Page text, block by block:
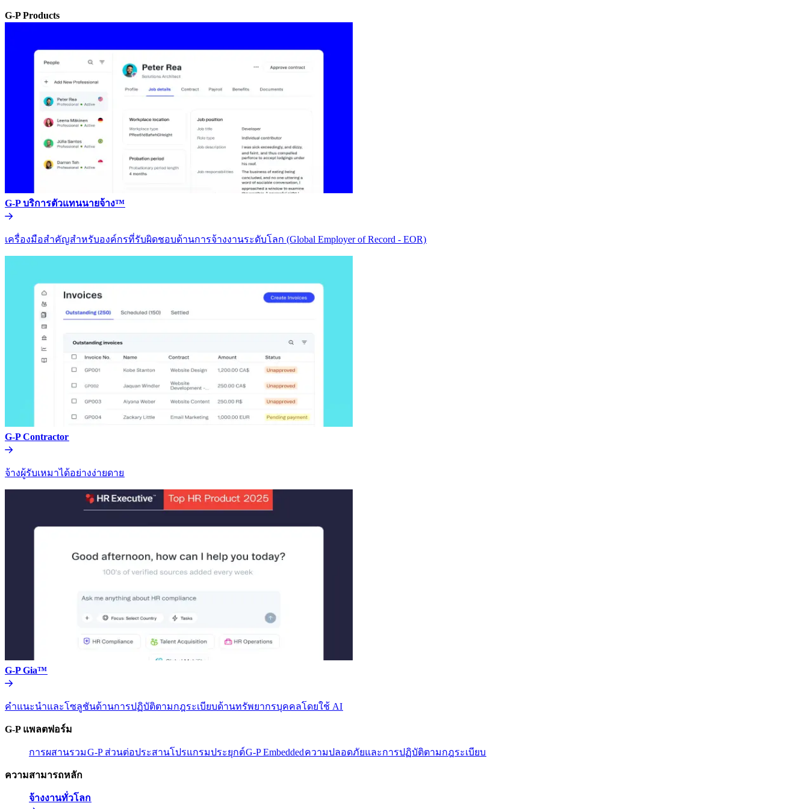
G-P Products​​
G-P บริการตัวแทนนายจ้าง™​​
เครื่องมือสำคัญสำหรับองค์กรที่รับผิดชอบด้านการจ้างงานระดับโลก (Global Employer of Record - EOR)​​
G-P Contractor​​
จ้างผู้รับเหมาได้อย่างง่ายดาย​​
G-P Gia™​​
คำแนะนำและโซลูชันด้านการปฏิบัติตามกฎระเบียบด้านทรัพยากรบุคคลโดยใช้ AI​​
G-P แพลตฟอร์ม​​
การผสานรวม​​G-P ส่วนต่อประสานโปรแกรมประยุกต์​​G-P Embedded​​ความปลอดภัยและการปฏิบัติตามกฎระเบียบ​​
ความสามารถหลัก​​
จ้างงานทั่วโลก​​